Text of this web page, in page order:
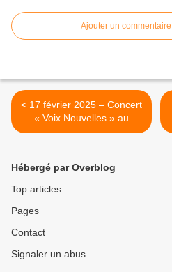
Ajouter un commentaire
< 17 février 2025 – Concert
« Voix Nouvelles » au
Théâtre des Champs
Hébergé par Overblog
Top articles
Pages
Contact
Signaler un abus